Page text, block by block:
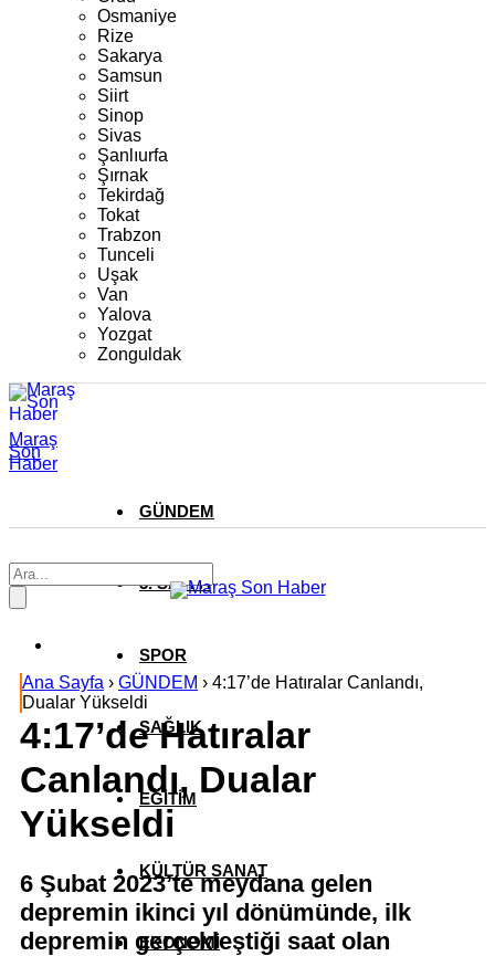
Osmaniye
Rize
Sakarya
Samsun
Siirt
Sinop
Sivas
Şanlıurfa
Şırnak
Tekirdağ
Tokat
Trabzon
Tunceli
Uşak
Van
Yalova
Yozgat
Zonguldak
Maraş
Son
Haber
GÜNDEM
3. SAYFA
SPOR
SAĞLIK
EĞİTİM
KÜLTÜR SANAT
EKONOMİ
Ana Sayfa › GÜNDEM › 4:17’de Hatıralar Canlandı,
Dualar Yükseldi
4:17’de Hatıralar
Canlandı, Dualar
Yükseldi
6 Şubat 2023’te meydana gelen
depremin ikinci yıl dönümünde, ilk
depremin gerçekleştiği saat olan